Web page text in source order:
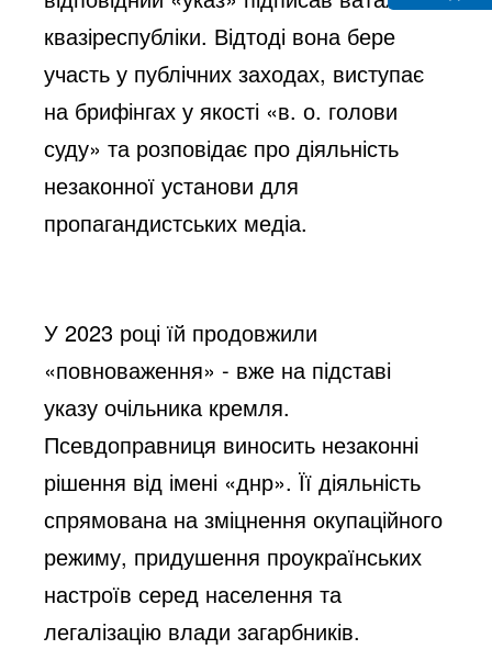
квазіреспубліки. Відтоді вона бере
участь у публічних заходах, виступає
на брифінгах у якості «в. о. голови
суду» та розповідає про діяльність
незаконної установи для
пропагандистських медіа.
У 2023 році їй продовжили
«повноваження» - вже на підставі
указу очільника кремля.
Псевдоправниця виносить незаконні
рішення від імені «днр». Її діяльність
спрямована на зміцнення окупаційного
режиму, придушення проукраїнських
настроїв серед населення та
легалізацію влади загарбників.